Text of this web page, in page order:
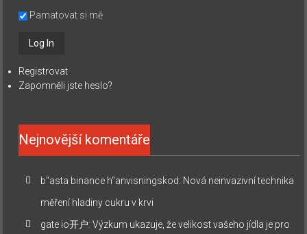
Pamatovat si mě
Registrovat
Zapomněli jste heslo?
Nejnovější komentáře
b"asta binance h"anvisningskod: Nová neinvazivní technika
měření hladiny cukru v krvi
gate io开户:Výzkum ukazuje, že velikost vašeho jídla je pro